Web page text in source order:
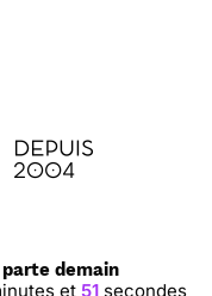
demain
et 51secondes